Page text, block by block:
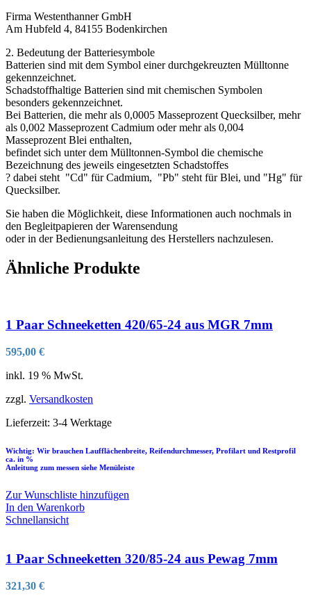
Firma Westenthanner GmbH
Am Hubfeld 4, 84155 Bodenkirchen
2. Bedeutung der Batteriesymbole
Batterien sind mit dem Symbol einer durchgekreuzten Mülltonne
gekennzeichnet.
Schadstoffhaltige Batterien sind mit chemischen Symbolen
besonders gekennzeichnet.
Bei Batterien, die mehr als 0,0005 Masseprozent Quecksilber, mehr
als 0,002 Masseprozent Cadmium oder mehr als 0,004
Masseprozent Blei enthalten,
befindet sich unter dem Mülltonnen-Symbol die chemische
Bezeichnung des jeweils eingesetzten Schadstoffes
? dabei steht "Cd" für Cadmium, "Pb" steht für Blei, und "Hg" für
Quecksilber.
Sie haben die Möglichkeit, diese Informationen auch nochmals in
den Begleitpapieren der Warensendung
oder in der Bedienungsanleitung des Herstellers nachzulesen.
Ähnliche Produkte
1 Paar Schneeketten 420/65-24 aus MGR 7mm
595,00 €
inkl. 19 % MwSt.
zzgl. Versandkosten
Lieferzeit: 3-4 Werktage
Wichtig: Wir brauchen Laufflächenbreite, Reifendurchmesser, Profilart und Restprofil
ca. in %
Anleitung zum messen siehe Menüleiste
Zur Wunschliste hinzufügen
In den Warenkorb
Schnellansicht
1 Paar Schneeketten 320/85-24 aus Pewag 7mm
321,30 €